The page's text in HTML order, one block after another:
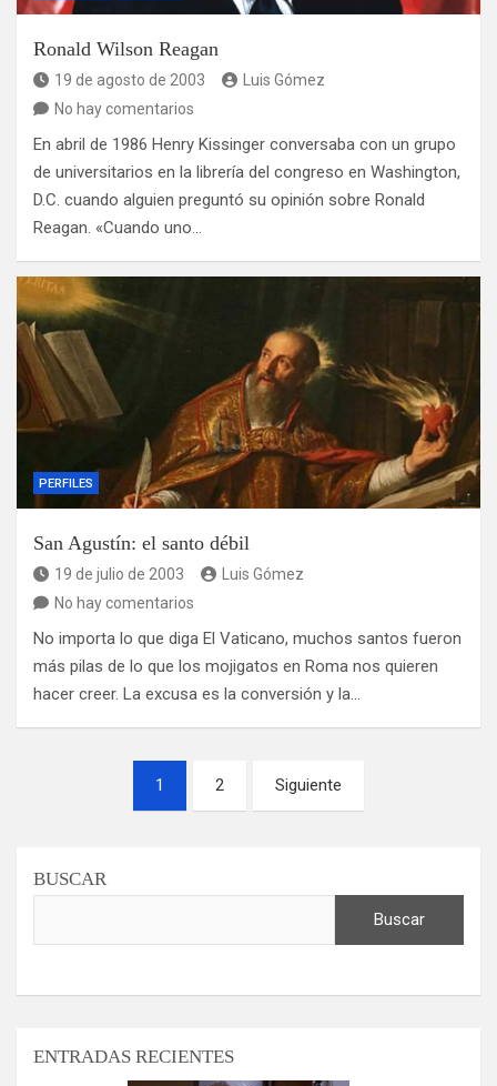
Ronald Wilson Reagan
19 de agosto de 2003
Luis Gómez
No hay comentarios
En abril de 1986 Henry Kissinger conversaba con un grupo
de universitarios en la librería del congreso en Washington,
D.C. cuando alguien preguntó su opinión sobre Ronald
Reagan. «Cuando uno…
PERFILES
San Agustín: el santo débil
19 de julio de 2003
Luis Gómez
No hay comentarios
No importa lo que diga El Vaticano, muchos santos fueron
más pilas de lo que los mojigatos en Roma nos quieren
hacer creer. La excusa es la conversión y la…
1 2 Siguiente
BUSCAR
Buscar
ENTRADAS RECIENTES